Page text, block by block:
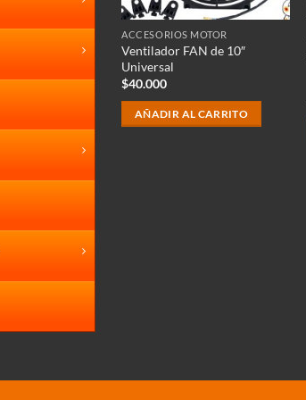
ACCESORIOS MOTOR
Ventilador FAN de 10″
Universal
$40.000
AÑADIR AL CARRITO